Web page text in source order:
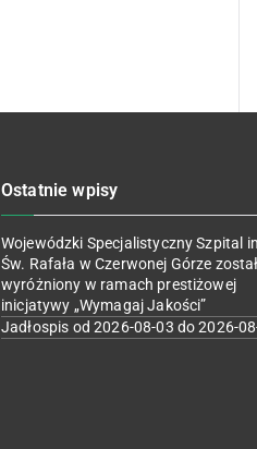
Ostatnie wpisy
Wojewódzki Specjalistyczny Szpital
Św. Rafała w Czerwonej Górze został
wyróżniony w ramach prestiżowej
inicjatywy „Wymagaj Jakości”
Jadłospis od 2026-08-03 do 2026-